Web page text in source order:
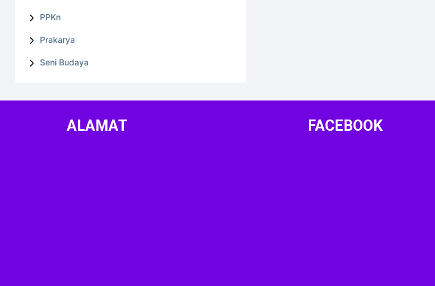
PPKn
Prakarya
Seni Budaya
ALAMAT FACEBOOK